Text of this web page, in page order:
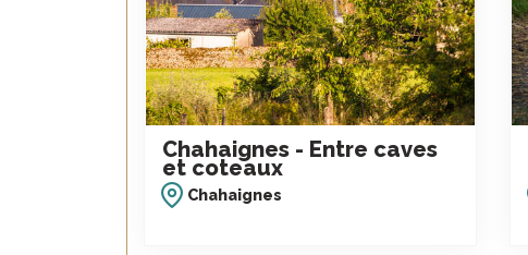
Chahaignes - Entre caves
et coteaux
Chahaignes